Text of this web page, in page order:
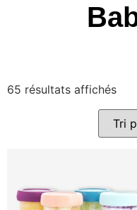
65 résultats affichés